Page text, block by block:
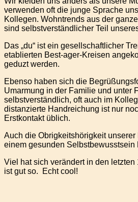
verwenden oft die junge Sprache
Kollegen. Wohntrends aus der
sind selbstverständlicher Teil
Das „du“ ist ein gesellschaftlicher
etablierten Best-ager-Kreisen
geduzt werden.
Ebenso haben sich die
Umarmung in der Familie und unter
selbstverständlich, oft auch im
distanzierte Handreichung ist nur
Erstkontakt üblich.
Auch die Obrigkeitshörigkeit
einem gesunden Selbstbewusstsein
Viel hat sich verändert in den
ist gut so. Echt cool!